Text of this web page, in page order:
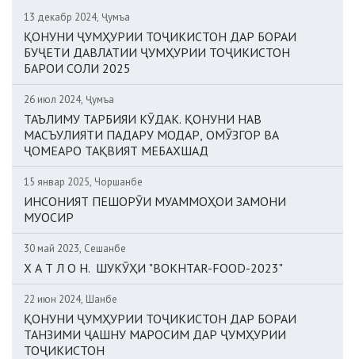
13 декабр 2024, Ҷумъа
ҚОНУНИ ҶУМҲУРИИ ТОҶИКИСТОН ДАР БОРАИ
БУҶЕТИ ДАВЛАТИИ ҶУМҲУРИИ ТОҶИКИСТОН
БАРОИ СОЛИ 2025
26 июл 2024, Ҷумъа
ТАЪЛИМУ ТАРБИЯИ КӮДАК. ҚОНУНИ НАВ
МАСЪУЛИЯТИ ПАДАРУ МОДАР, ОМӮЗГОР ВА
ҶОМЕАРО ТАҚВИЯТ МЕБАХШАД
15 январ 2025, Чоршанбе
ИНСОНИЯТ ПЕШОРӮИ МУАММОҲОИ ЗАМОНИ
МУОСИР
30 май 2023, Сешанбе
Х А Т Л О Н. ШУКӮҲИ "BOKHTAR-FOOD-2023"
22 июн 2024, Шанбе
ҚОНУНИ ҶУМҲУРИИ ТОҶИКИСТОН ДАР БОРАИ
ТАНЗИМИ ҶАШНУ МАРОСИМ ДАР ҶУМҲУРИИ
ТОҶИКИСТОН